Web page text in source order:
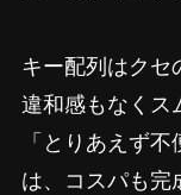
キー配列はクセ
違和感もなくス
「とりあえず
は、コスパも完